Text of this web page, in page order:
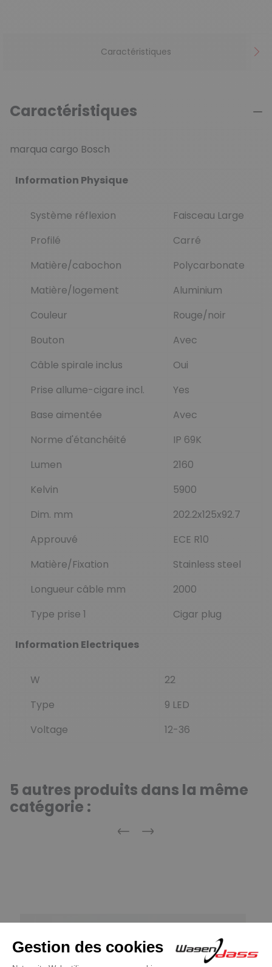
Caractéristiques
Caractéristiques
marqua cargo Bosch
Information Physique
Système réflexion
Faisceau Large
Profilé
Carré
Matière/cabochon
Polycarbonate
Matière/logement
Aluminium
Couleur
Rouge/noir
Bouton
Avec
Câble spirale inclus
Oui
Prise allume-cigare incl.
Yes
Base aimentée
Avec
Norme d'étanchéité
IP 69K
Lumen
2160
Kelvin
5900
Dim. mm
202.2x125x92.7
Approuvé
ECE R10
Matière/Fixation
Stainless steel
Longueur câble mm
2000
Type prise 1
Cigar plug
Information Electriques
W
22
Type
9 LED
Voltage
12-36
5 autres produits dans la même
catégorie :
Précédent
Suivant